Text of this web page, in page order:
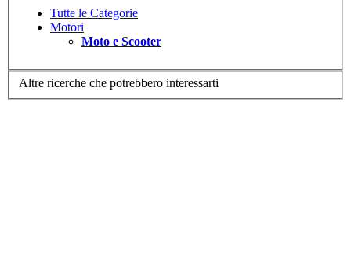
Tutte le Categorie
Motori
Moto e Scooter
Altre ricerche che potrebbero interessarti